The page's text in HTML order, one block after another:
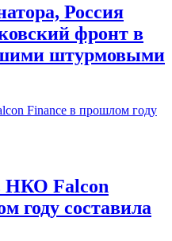
Россия
фронт в
штурмовыми
НКО Falcon
году составила